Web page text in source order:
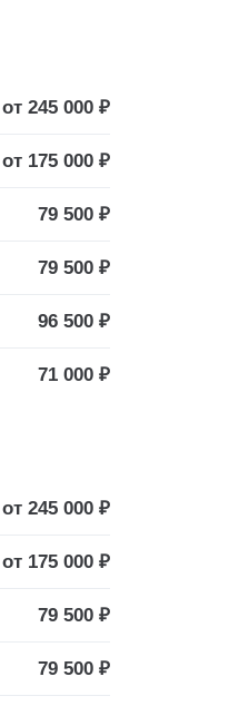
от 245 000 ₽
от 175 000 ₽
79 500 ₽
79 500 ₽
96 500 ₽
71 000 ₽
от 245 000 ₽
от 175 000 ₽
79 500 ₽
79 500 ₽